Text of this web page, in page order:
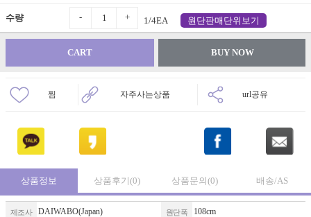
수량 - + 1/4EA 원단판매단위보기
CART BUY NOW
찜 자주사는상품 url공유
상품정보 상품후기(0) 상품문의(0) 배송/AS
제조사 DAIWABO(Japan) 원단폭 108cm